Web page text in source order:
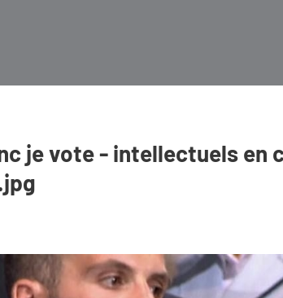
je vote - intellectuels en